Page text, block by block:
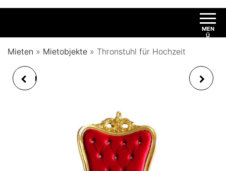
MEN
Ü
Mieten » Mietobjekte » Thronstuhl für Hochzeit
LAUTSPRECHER DUO
2021 GROSS